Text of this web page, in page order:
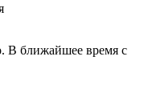
В ближайшее время с